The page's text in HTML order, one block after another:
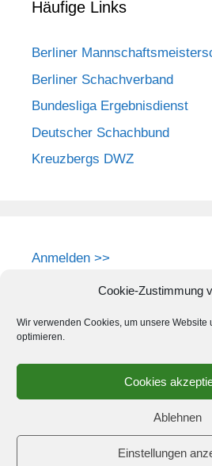
Cookie-Zustimmung
Wir verwenden Cookies, um unsere Website
optimieren.
Cookies
Ablehnen
Einstellungen
Häufige Links
Berliner
Berliner Schachverband
Bundesliga Ergebnisdienst
Deutscher Schachbund
Kreuzbergs DWZ
Anmelden >>